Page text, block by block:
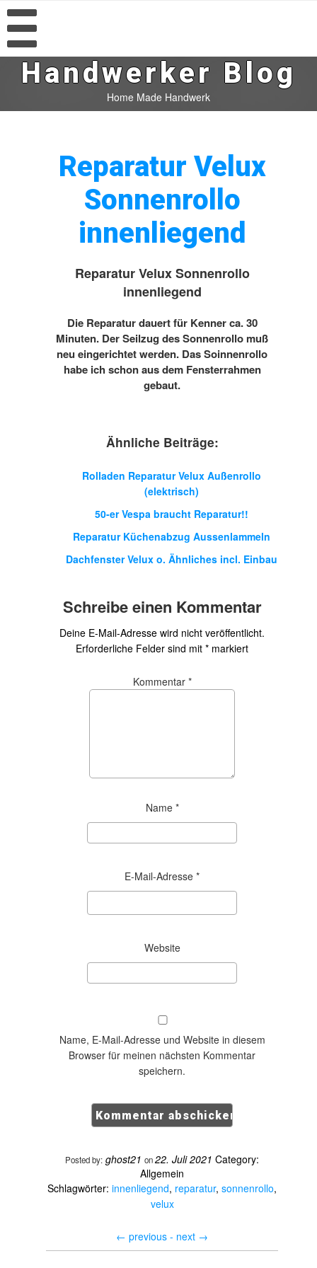
Handwerker Blog
Home Made Handwerk
Reparatur Velux
Sonnenrollo
innenliegend
Reparatur Velux Sonnenrollo
innenliegend
Die Reparatur dauert für Kenner ca. 30
Minuten. Der Seilzug des Sonnenrollo muß
neu eingerichtet werden. Das Soinnenrollo
habe ich schon aus dem Fensterrahmen
gebaut.
Ähnliche Beiträge:
Rolladen Reparatur Velux Außenrollo
(elektrisch)
50-er Vespa braucht Reparatur!!
Reparatur Küchenabzug Aussenlammeln
Dachfenster Velux o. Ähnliches incl. Einbau
Schreibe einen Kommentar
Deine E-Mail-Adresse wird nicht veröffentlicht.
Erforderliche Felder sind mit * markiert
Kommentar *
Name *
E-Mail-Adresse *
Website
Name, E-Mail-Adresse und Website in diesem
Browser für meinen nächsten Kommentar
speichern.
Posted by: ghost21 on22. Juli 2021 Category:
Allgemein
Schlagwörter: innenliegend, reparatur, sonnenrollo,
velux
← previous - next →